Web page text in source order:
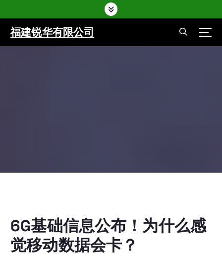
福建锐华有限公司
6G基础信息公布！为什么感
觉移动数据会卡？